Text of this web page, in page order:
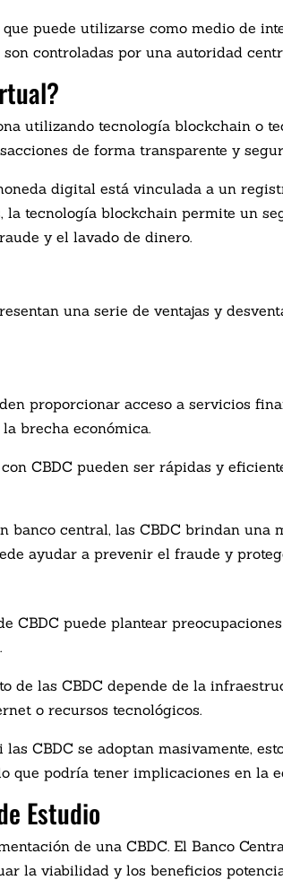
puede utilizarse como medio de
controladas por una autoridad
utilizando tecnología blockchain o
de forma transparente y
digital está vinculada a un
la tecnología blockchain permite un
y el lavado de dinero.
una serie de ventajas y
proporcionar acceso a servicios
brecha económica.
CBDC pueden ser rápidas y
banco central, las CBDC brindan una
ayudar a prevenir el fraude y
CBDC puede plantear
de las CBDC depende de la
o recursos tecnológicos.
CBDC se adoptan masivamente,
que podría tener implicaciones en la
Estudio
de una CBDC. El Banco
la viabilidad y los beneficios